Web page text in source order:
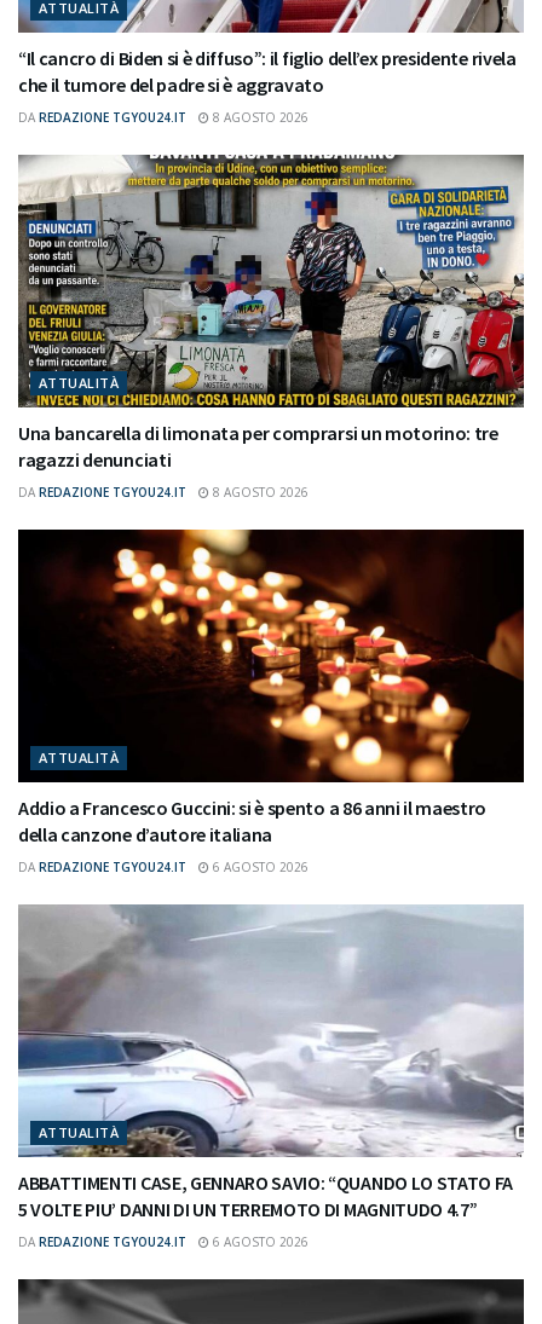
ATTUALITÀ
“Il cancro di Biden si è diffuso”: il figlio dell’ex presidente rivela
che il tumore del padre si è aggravato
DA REDAZIONE TGYOU24.IT 8 AGOSTO 2026
ATTUALITÀ
Una bancarella di limonata per comprarsi un motorino: tre
ragazzi denunciati
DA REDAZIONE TGYOU24.IT 8 AGOSTO 2026
ATTUALITÀ
Addio a Francesco Guccini: si è spento a 86 anni il maestro
della canzone d’autore italiana
DA REDAZIONE TGYOU24.IT 6 AGOSTO 2026
ATTUALITÀ
ABBATTIMENTI CASE, GENNARO SAVIO: “QUANDO LO STATO FA
5 VOLTE PIU’ DANNI DI UN TERREMOTO DI MAGNITUDO 4.7”
DA REDAZIONE TGYOU24.IT 6 AGOSTO 2026